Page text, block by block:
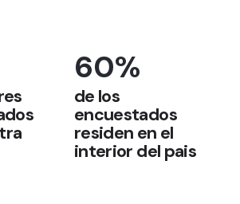
60%
de los
encuestados
residen en el
interior del pais